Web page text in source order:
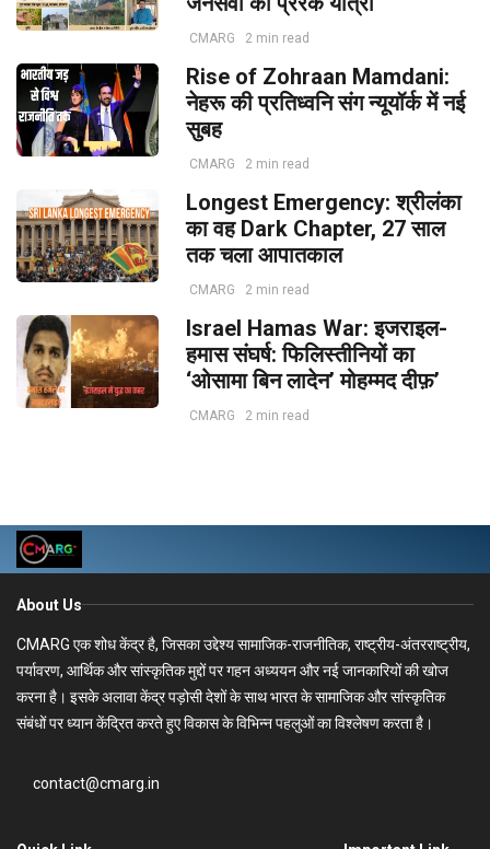
CMARG 2 min read
Rise of Zohraan Mamdani:
नेहरू की प्रतिध्वनि संग न्यूयॉर्क में नई
सुबह
CMARG 2 min read
Longest Emergency: श्रीलंका
का वह Dark Chapter, 27 साल
तक चला आपातकाल
CMARG 2 min read
Israel Hamas War: इजराइल-
हमास संघर्ष: फिलिस्तीनियों का
‘ओसामा बिन लादेन’ मोहम्मद दीफ़’
CMARG 2 min read
About Us
CMARG एक शोध केंद्र है, जिसका उद्देश्य सामाजिक-राजनीतिक, राष्ट्रीय-अंतरराष्ट्रीय,
पर्यावरण, आर्थिक और सांस्कृतिक मुद्दों पर गहन अध्ययन और नई जानकारियों की खोज
करना है। इसके अलावा केंद्र पड़ोसी देशों के साथ भारत के सामाजिक और सांस्कृतिक
संबंधों पर ध्यान केंद्रित करते हुए विकास के विभिन्न पहलुओं का विश्लेषण करता है।
contact@cmarg.in